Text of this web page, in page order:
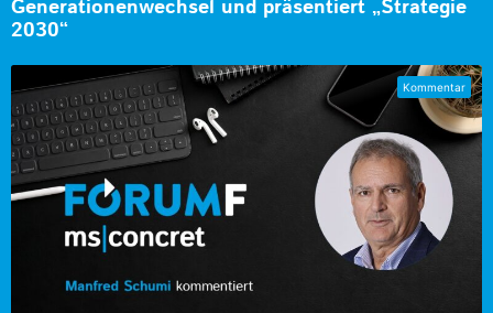
Generationenwechsel und präsentiert „Strategie
2030“